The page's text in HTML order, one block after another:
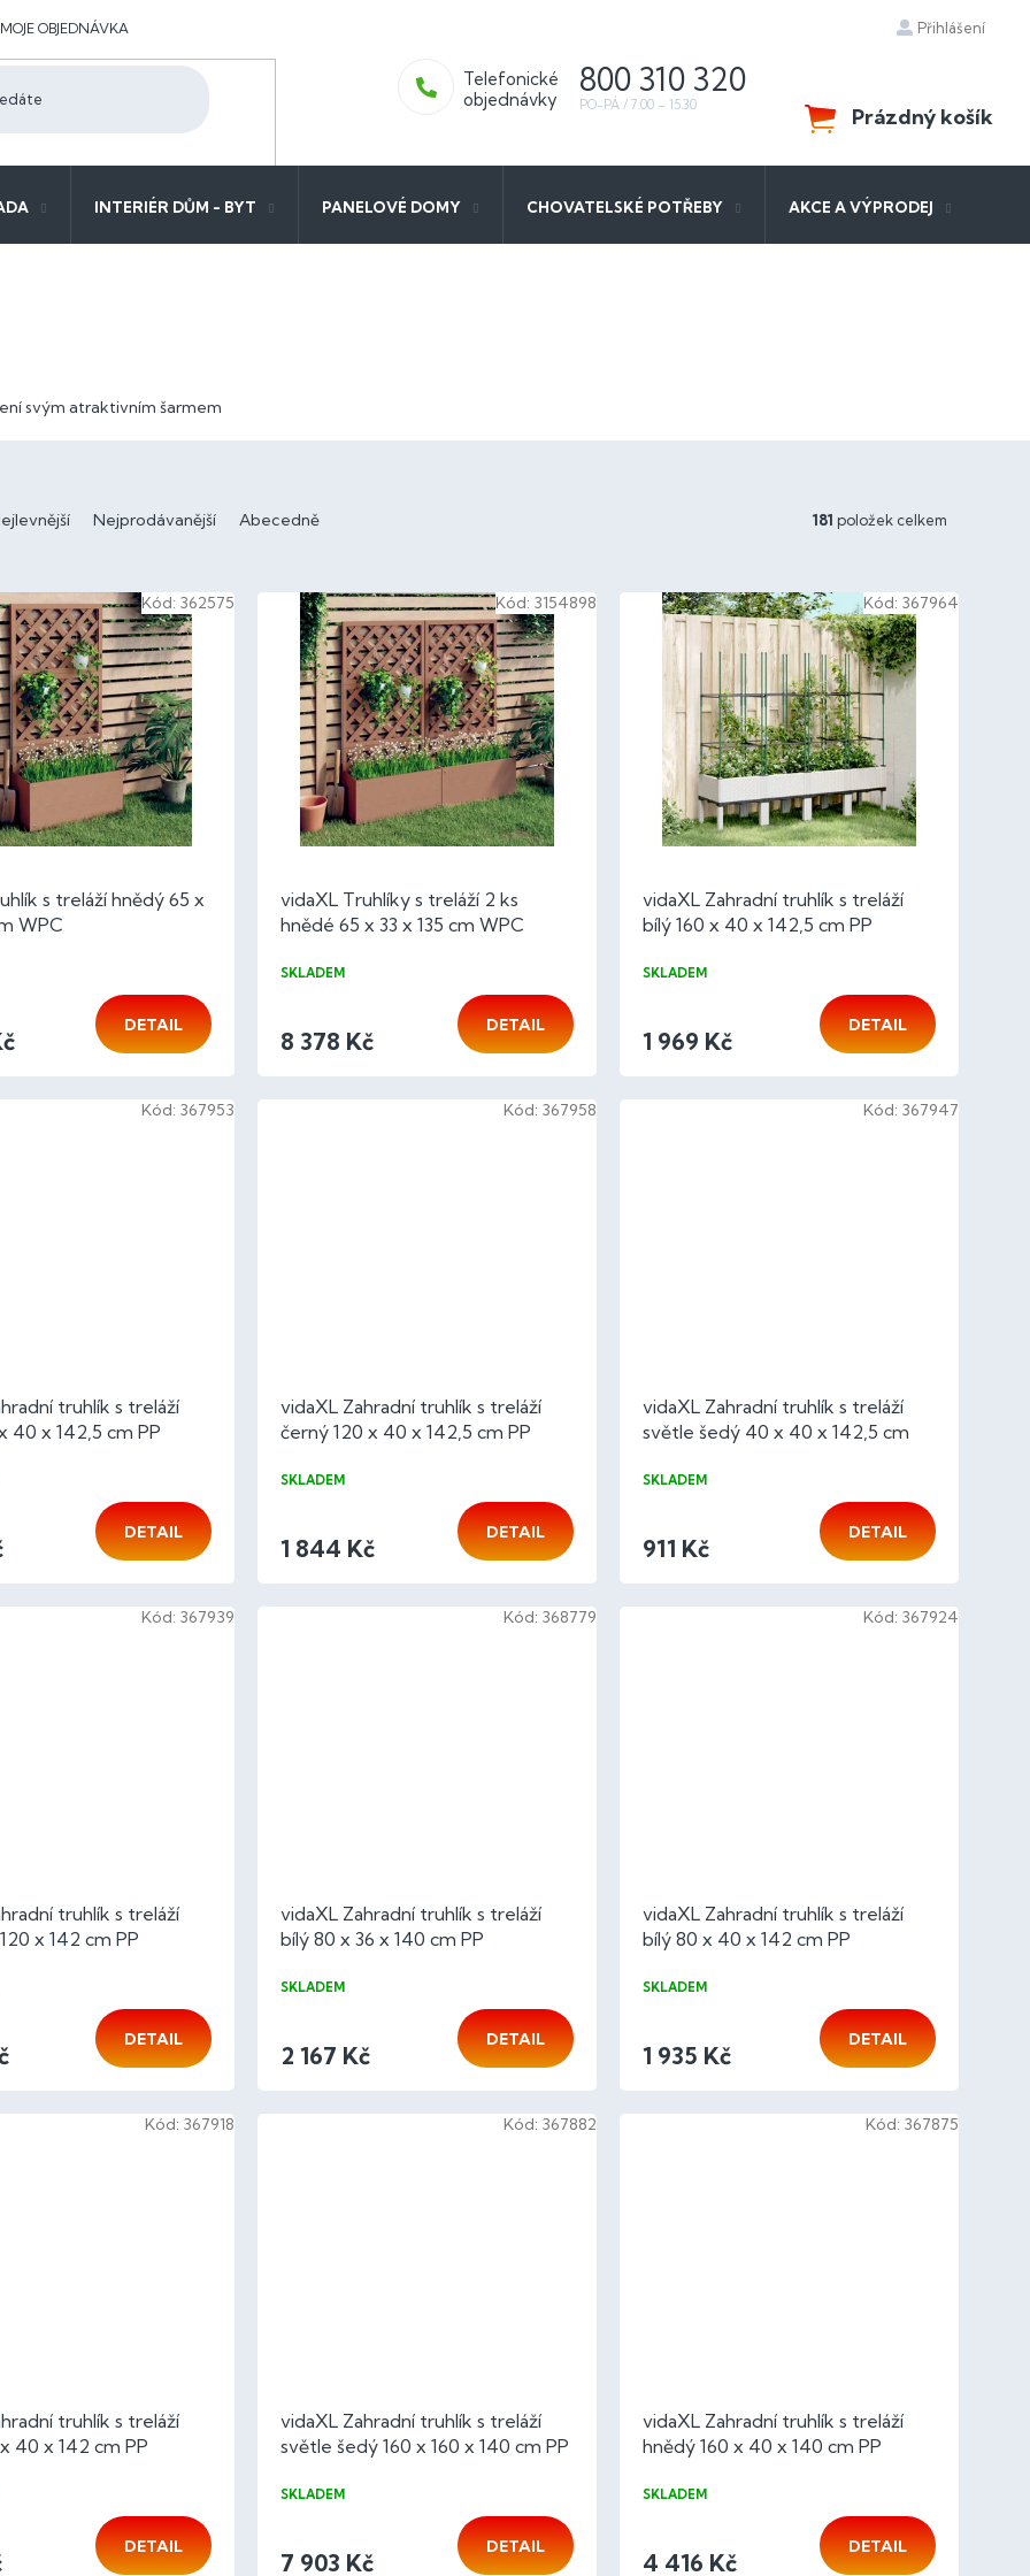
MOJE OBJEDNÁVKA Přihlášení
800 310 320
NÁKUPNÍ
KOŠÍK
Prázdný košík
INTERIÉR DŮM - BYT PANELOVÉ DOMY CHOVATELSKÉ POTŘEBY AKCE A VÝPRODEJ
svým atraktivním šarmem
Nejprodávanější Abecedně 181 položek celkem
s treláží hnědý 65 x
WPC
DETAIL
Kód: 362575
vidaXL Truhlíky s treláží 2 ks
hnědé 65 x 33 x 135 cm WPC
SKLADEM
8 378 Kč
DETAIL
Kód: 3154898
vidaXL Zahradní truhlík s treláží
bílý 160 x 40 x 142,5 cm PP
SKLADEM
1 969 Kč
DETAIL
Kód: 367964
truhlík s treláží
40 x 142,5 cm PP
DETAIL
Kód: 367953
vidaXL Zahradní truhlík s treláží
černý 120 x 40 x 142,5 cm PP
SKLADEM
1 844 Kč
DETAIL
Kód: 367958
vidaXL Zahradní truhlík s treláží
světle šedý 40 x 40 x 142,5 cm
SKLADEM
911 Kč
DETAIL
Kód: 367947
truhlík s treláží
x 142 cm PP
DETAIL
Kód: 367939
vidaXL Zahradní truhlík s treláží
bílý 80 x 36 x 140 cm PP
SKLADEM
2 167 Kč
DETAIL
Kód: 368779
vidaXL Zahradní truhlík s treláží
bílý 80 x 40 x 142 cm PP
SKLADEM
1 935 Kč
DETAIL
Kód: 367924
truhlík s treláží
40 x 142 cm PP
DETAIL
Kód: 367918
vidaXL Zahradní truhlík s treláží
světle šedý 160 x 160 x 140 cm PP
SKLADEM
7 903 Kč
DETAIL
Kód: 367882
vidaXL Zahradní truhlík s treláží
hnědý 160 x 40 x 140 cm PP
SKLADEM
4 416 Kč
DETAIL
Kód: 367875